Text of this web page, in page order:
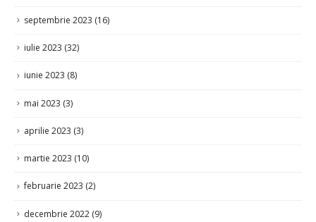
septembrie 2023 (16)
iulie 2023 (32)
iunie 2023 (8)
mai 2023 (3)
aprilie 2023 (3)
martie 2023 (10)
februarie 2023 (2)
decembrie 2022 (9)